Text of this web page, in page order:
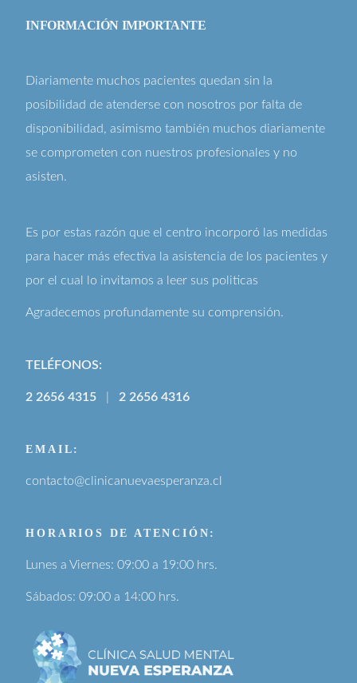
INFORMACIÓN IMPORTANTE
Diariamente muchos pacientes quedan sin la
posibilidad de atenderse con nosotros por falta de
disponibilidad, asimismo también muchos diariamente
se comprometen con nuestros profesionales y no
asisten.
Es por estas razón que el centro incorporó las medidas
para hacer más efectiva la asistencia de los pacientes y
por el cual lo invitamos a leer sus politicas
Agradecemos profundamente su comprensión.
TELÉFONOS:
2 2656 4315 2 2656 4316
EMAIL:
contacto@clinicanuevaesperanza.cl
HORARIOS DE ATENCIÓN:
Lunes a Viernes: 09:00 a 19:00 hrs.
Sábados: 09:00 a 14:00 hrs.